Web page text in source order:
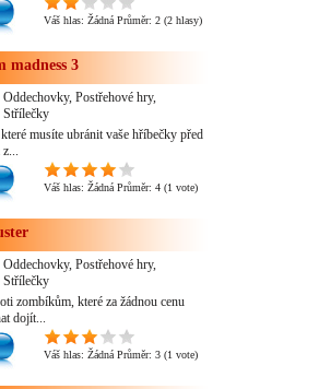
Váš hlas: Žádná Průměr: 2 (2 hlasy)
madness 3
Oddechovky, Postřehové hry,
Střílečky
musíte ubránit vaše hříbečky před
z...
Váš hlas: Žádná Průměr: 4 (1 vote)
Oddechovky, Postřehové hry,
Střílečky
zombíkům, které za žádnou cenu
dojít...
Váš hlas: Žádná Průměr: 3 (1 vote)